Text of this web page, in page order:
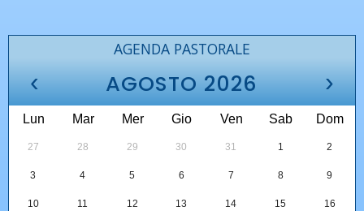
AGENDA PASTORALE
‹ AGOSTO 2026 ›
Lun Mar Mer Gio Ven Sab Dom
27 28 29 30 31 1 2
3 4 5 6 7 8 9
10 11 12 13 14 15 16